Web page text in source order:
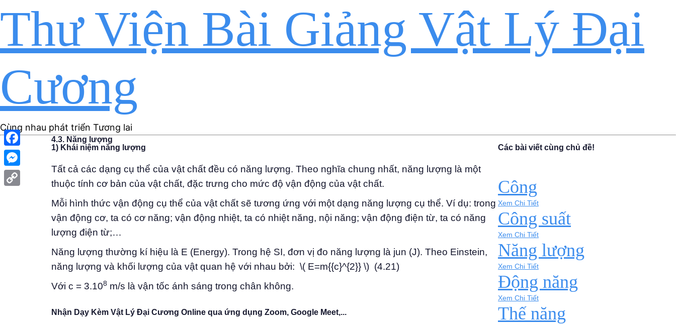
Thư Viện Bài Giảng Vật Lý Đại
Cương
Cùng nhau phát triển Tương lai
4.3. Năng lượng
1) Khái niệm năng lượng
Tất cả các dạng cụ thể của vật chất đều có năng lượng. Theo nghĩa chung nhất, năng lượng là một
thuộc tính cơ bản của vật chất, đặc trưng cho mức độ vận động của vật chất.
Mỗi hình thức vận động cụ thể của vật chất sẽ tương ứng với một dạng năng lượng cụ thể. Ví dụ: trong
vận động cơ, ta có cơ năng; vận động nhiệt, ta có nhiệt năng, nội năng; vận động điện từ, ta có năng
lượng điện từ;…
Năng lượng thường kí hiệu là E (Energy). Trong hệ SI, đơn vị đo năng lượng là jun (J). Theo Einstein,
năng lượng và khối lượng của vật quan hệ với nhau bởi: \( E=m{{c}^{2}} \) (4.21)
Với c = 3.108 m/s là vận tốc ánh sáng trong chân không.
Nhận Dạy Kèm Vật Lý Đại Cương Online qua ứng dụng Zoom, Google Meet,...
Các bài viết cùng chủ đề!
Công
Xem Chi Tiết
Công suất
Xem Chi Tiết
Năng lượng
Xem Chi Tiết
Động năng
Xem Chi Tiết
Thế năng
Facebook
Messenger